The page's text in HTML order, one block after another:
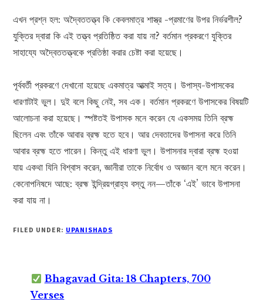
এখন প্রশ্ন হল: অদ্বৈততত্ত্ব কি কেবলমাত্র শাস্ত্র -প্রমাণের উপর নির্ভরশীল?
যুক্তির দ্বারা কি এই তত্ত্ব প্রতিষ্ঠিত করা যায় না? বর্তমান প্রকরণে যুক্তির
সাহায্যে অদ্বৈততত্ত্বকে প্রতিষ্ঠা করার চেষ্টা করা হয়েছে।
পূর্ববর্তী প্রকরণে দেখানো হয়েছে একমাত্র আত্মাই সত্য। উপাস্য-উপাসকের
ধারণাটাই ভুল। দুই বলে কিছু নেই, সব এক। বর্তমান প্রকরণে উপাসকের বিষয়টি
আলোচনা করা হয়েছে। স্পষ্টতই উপাসক মনে করেন যে একসময় তিনি ব্রহ্ম
ছিলেন এবং তাঁকে আবার ব্রহ্ম হতে হবে। আর দেবতাদের উপাসনা করে তিনি
আবার ব্রহ্ম হতে পারেন। কিন্তু এই ধারণা ভুল। উপাসনার দ্বারা ব্রহ্ম হওয়া
যায় একথা যিনি বিশ্বাস করেন, জ্ঞানীরা তাকে নির্বোধ ও অজ্ঞান বলে মনে করেন।
কেনোপনিষদে আছে: ব্রহ্ম ইন্দ্রিয়গ্রাহ্য বস্তু নন—তাঁকে ‘এই’ ভাবে উপাসনা
করা যায় না।
FILED UNDER: UPANISHADS
Bhagavad Gita: 18 Chapters, 700
Verses